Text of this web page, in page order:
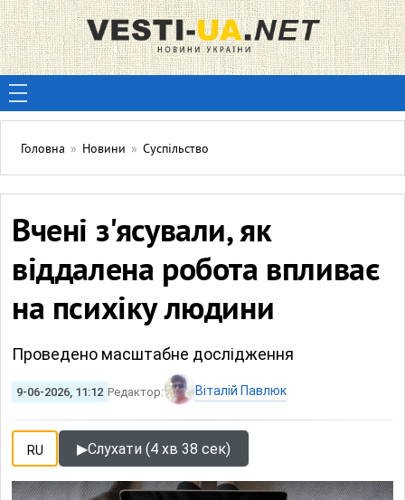
Головна » Новини » Суспільство
Вчені з'ясували, як
віддалена робота впливає
на психіку людини
Проведено масштабне дослідження
9-06-2026, 11:12 Редактор: Віталій Павлюк
RU ▶Слухати (4 хв 38 сек)